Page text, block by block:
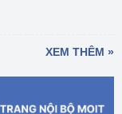
XEM THÊM »